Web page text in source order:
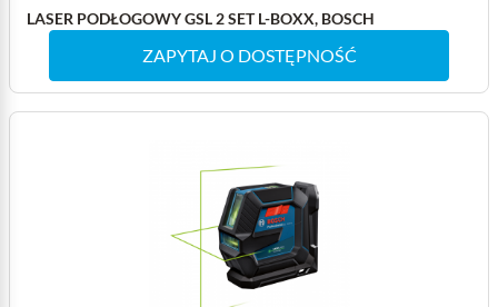
LASER PODŁOGOWY GSL 2 SET L-BOXX, BOSCH
ZAPYTAJ O DOSTĘPNOŚĆ